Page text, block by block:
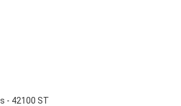
- 42100 ST